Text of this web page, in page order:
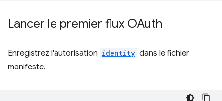
Lancer le premier flux OAuth
Enregistrez l'autorisation identity dans le fichier
manifeste.